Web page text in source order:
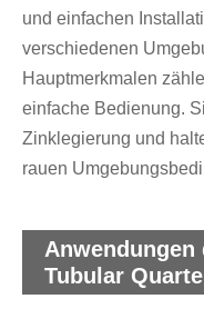
und einfachen
verschiedenen
Hauptmerkmalen
einfache Bedienung.
Zinklegierung und
rauen
Anwendungen
Tubular